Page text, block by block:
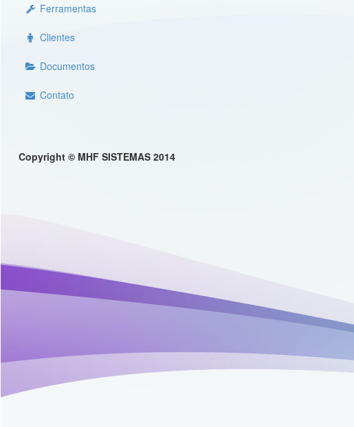
Ferramentas
Clientes
Documentos
Contato
Copyright © MHF SISTEMAS 2014